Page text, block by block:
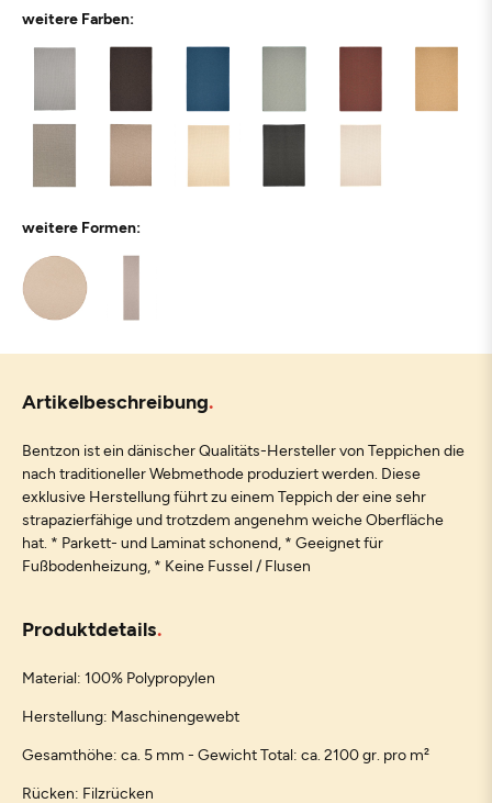
weitere Farben:
weitere Formen:
Artikelbeschreibung
Bentzon ist ein dänischer Qualitäts-Hersteller von Teppichen die
nach traditioneller Webmethode produziert werden. Diese
exklusive Herstellung führt zu einem Teppich der eine sehr
strapazierfähige und trotzdem angenehm weiche Oberfläche
hat. * Parkett- und Laminat schonend, * Geeignet für
Fußbodenheizung, * Keine Fussel / Flusen
Produktdetails
Material: 100% Polypropylen
Herstellung: Maschinengewebt
Gesamthöhe: ca. 5 mm - Gewicht Total: ca. 2100 gr. pro m²
Rücken: Filzrücken